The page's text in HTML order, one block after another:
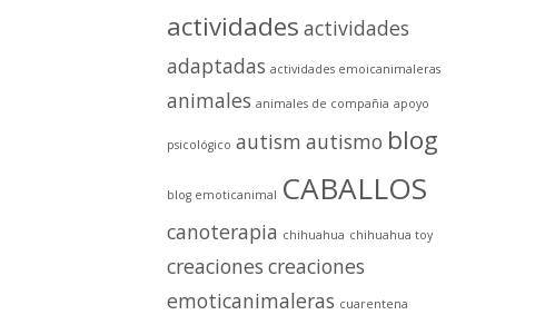
actividades actividades
adaptadas actividades emoicanimaleras
animales animales de compañia apoyo
psicológico autism autismo blog
blog emoticanimal CABALLOS
canoterapia chihuahua chihuahua toy
creaciones creaciones
emoticanimaleras cuarentena